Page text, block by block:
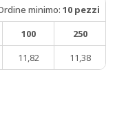
minimo: 10 pezzi
100
250
11,82 11,38